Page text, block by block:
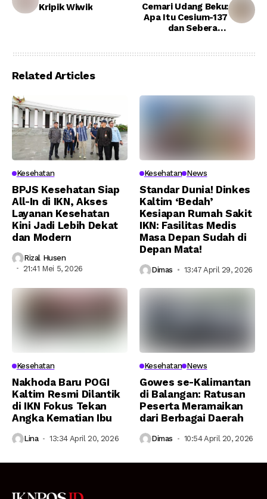
Kripik Wiwik
Cemari Udang Beku:
Apa Itu Cesium-137
dan Seberapa
Related Articles
Kesehatan
BPJS Kesehatan Siap
All-In di IKN, Akses
Layanan Kesehatan
Kini Jadi Lebih Dekat
dan Modern
Rizal Husen
21:41 Mei 5, 2026
Kesehatan News
Standar Dunia! Dinkes
Kaltim ‘Bedah’
Kesiapan Rumah Sakit
IKN: Fasilitas Medis
Masa Depan Sudah di
Depan Mata!
Dimas 13:47 April 29, 2026
Kesehatan
Nakhoda Baru POGI
Kaltim Resmi Dilantik
di IKN Fokus Tekan
Angka Kematian Ibu
Lina 13:34 April 20, 2026
Kesehatan News
Gowes se-Kalimantan
di Balangan: Ratusan
Peserta Meramaikan
dari Berbagai Daerah
Dimas 10:54 April 20, 2026